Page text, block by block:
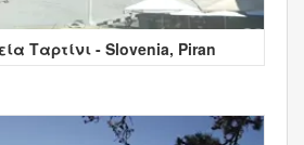
Ταρτίνι - Slovenia, Piran